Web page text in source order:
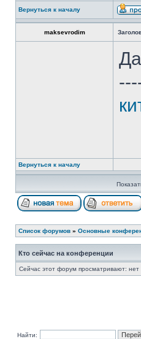
Вернуться к началу
maksevrodim
Вернуться к началу
Список форумов » Основные
Кто сейчас на конференции
Сейчас этот форум просматривают: нет
Найти: